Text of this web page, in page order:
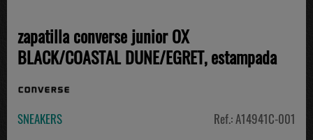
zapatilla converse junior OX
BLACK/COASTAL DUNE/EGRET, estampada
SNEAKERS Ref.: A14941C-001